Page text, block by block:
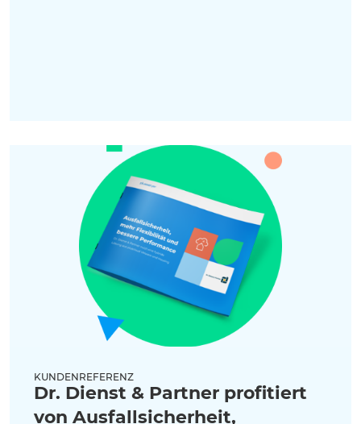
KUNDENREFERENZ
Dr. Dienst & Partner profitiert
von Ausfallsicherheit,